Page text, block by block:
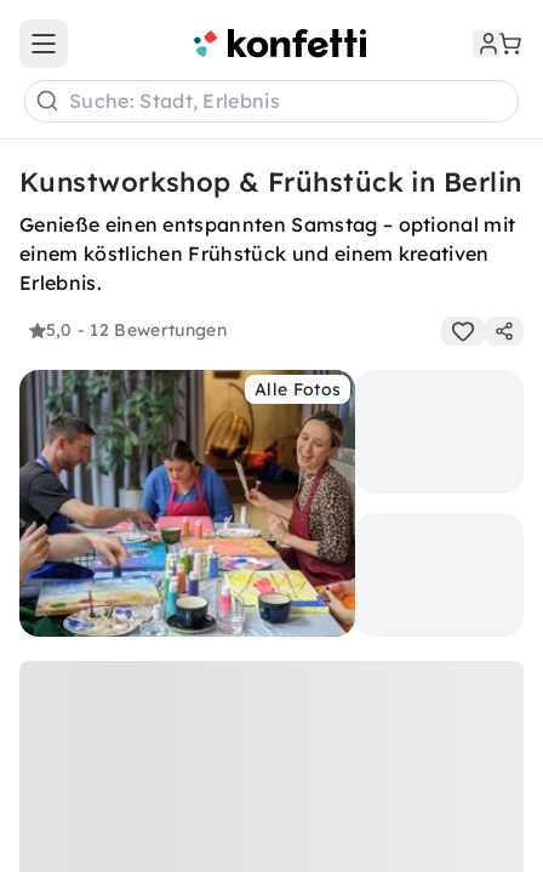
Open main menu
Suche: Stadt, Erlebnis
Kunstworkshop & Frühstück in Berlin
Genieße einen entspannten Samstag – optional mit
einem köstlichen Frühstück und einem kreativen
Erlebnis.
5,0 - 12 Bewertungen
Alle Fotos